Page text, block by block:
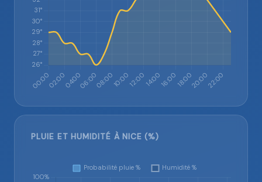
PLUIE ET HUMIDITÉ À NICE (%)